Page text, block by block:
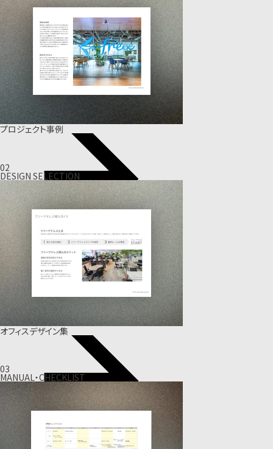
プロジェクト事例
02
DESIGN SELECTION
オフィスデザイン集
03
MANUAL・CHECKLIST